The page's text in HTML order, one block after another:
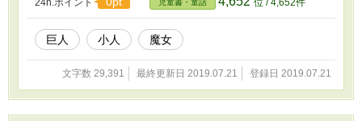
24h.ポイント 児童書・童話 位 / 4,652件
巨人 小人 魔女
文字数 29,391 最終更新日 2019.07.21 登録日 2019.07.21